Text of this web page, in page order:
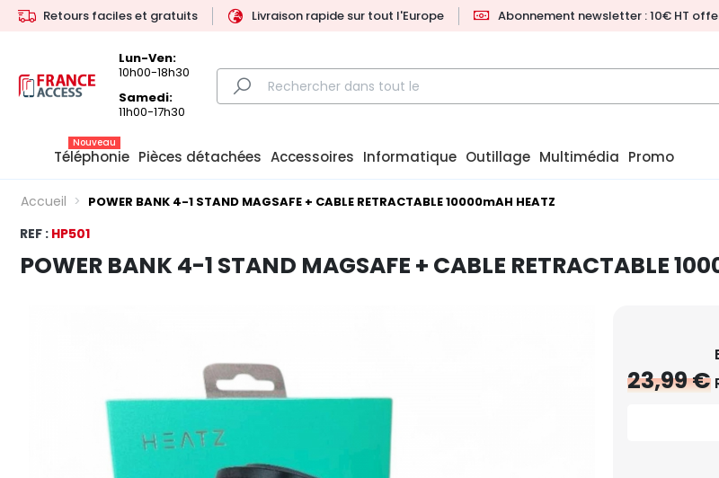
Retours faciles et gratuits Livraison rapide sur tout l'Europe Abonnement newsletter : 10€ HT
Lun-Ven:
10h00-18h30
Samedi:
11h00-17h30
Téléphonie
Nouveau
Pièces détachées Accessoires Informatique Outillage Multimédia Promo
Accueil POWER BANK 4-1 STAND MAGSAFE + CABLE RETRACTABLE 10000mAH HEATZ
REF : HP501
POWER BANK 4-1 STAND MAGSAFE + CABLE RETRACTABLE
23,99 €